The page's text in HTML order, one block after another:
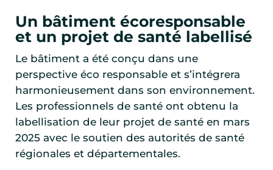
Un bâtiment écoresponsable
et un projet de santé labellisé
Le bâtiment a été conçu dans une
perspective éco responsable et s’intégrera
harmonieusement dans son environnement.
Les professionnels de santé ont obtenu la
labellisation de leur projet de santé en mars
2025 avec le soutien des autorités de santé
régionales et départementales.